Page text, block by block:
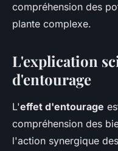
compréhension des
plante complexe.
L'explication
d'entourage
L'effet d'entourage
compréhension des
l'action synergique des